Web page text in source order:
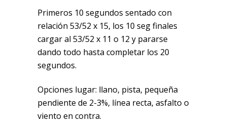
Primeros 10 segundos sentado con
relación 53/52 x 15, los 10 seg finales
cargar al 53/52 x 11 o 12 y pararse
dando todo hasta completar los 20
segundos.
Opciones lugar: llano, pista, pequeña
pendiente de 2-3%, línea recta, asfalto o
viento en contra.